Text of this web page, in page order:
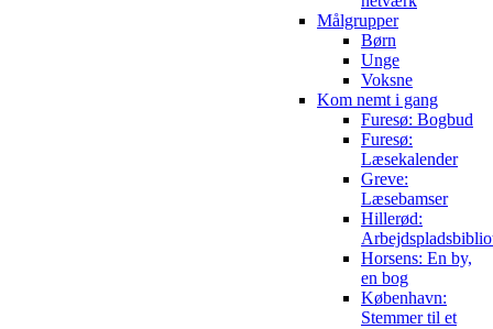
Målgrupper
Børn
Unge
Voksne
Kom nemt i gang
Furesø: Bogbud
Furesø:
Læsekalender
Greve:
Læsebamser
Hillerød:
Horsens: En by,
en bog
København:
Stemmer til et